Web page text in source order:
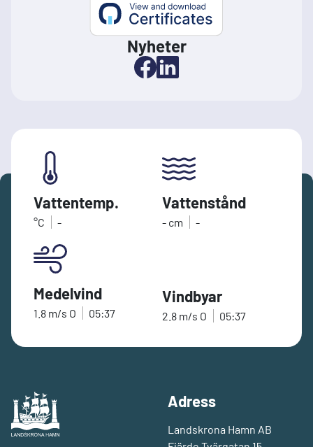
Nyheter
Vattentemp.
°C -
Vattenstånd
- cm -
Medelvind
1.8 m/s O 05:37
Vindbyar
2.8 m/s O 05:37
Adress
Landskrona Hamn AB